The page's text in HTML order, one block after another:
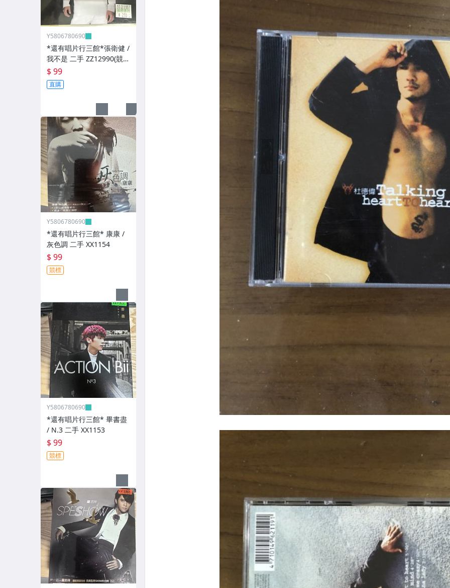
Y5806780690
*還有唱片行三館*張衛健 /
我不是 二手 ZZ12990(競
標)(補單
$ 99
直購
Y5806780690
*還有唱片行三館* 康康 /
灰色調 二手 XX1154
$ 99
競標
Y5806780690
*還有唱片行三館* 畢書盡
/ N.3 二手 XX1153
$ 99
競標